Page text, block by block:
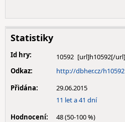
Statistiky
Id hry:
10592
Odkaz:
http://dbher.cz/h10592
Přidána:
29.06.2015
11 let a 41 dní
Hodnocení:
48 (50-100 %)